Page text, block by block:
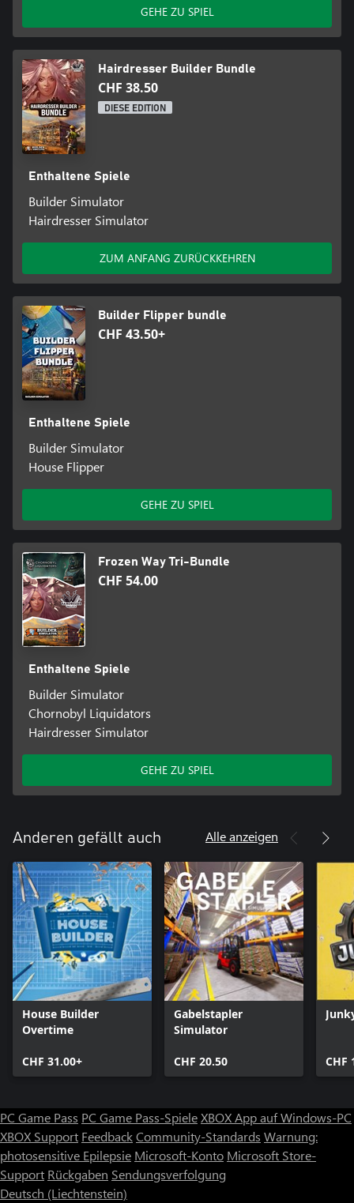
GEHE ZU SPIEL
Hairdresser Builder Bundle
CHF 38.50
DIESE EDITION
Enthaltene Spiele
Builder Simulator
Hairdresser Simulator
ZUM ANFANG ZURÜCKKEHREN
Builder Flipper bundle
CHF 43.50+
Enthaltene Spiele
Builder Simulator
House Flipper
GEHE ZU SPIEL
Frozen Way Tri-Bundle
CHF 54.00
Enthaltene Spiele
Builder Simulator
Chornobyl Liquidators
Hairdresser Simulator
GEHE ZU SPIEL
Anderen gefällt auch Alle anzeigen
House Builder
Overtime
CHF 31.00+
Gabelstapler
Simulator
CHF 20.50 CHF
PC Game Pass PC Game Pass-SpieleXBOX App auf Windows-PC
XBOX Support FeedbackCommunity-Standards Warnung:
photosensitive Epilepsie Microsoft-Konto Microsoft Store-
Support Rückgaben Sendungsverfolgung
Deutsch (Liechtenstein)